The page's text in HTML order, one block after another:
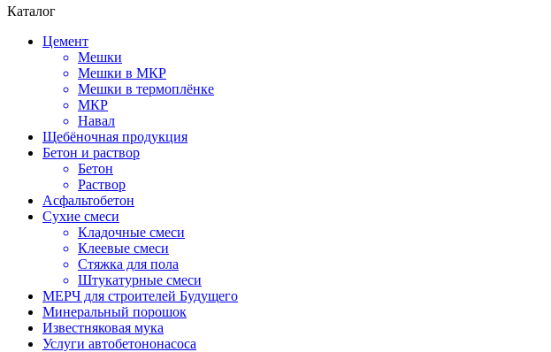
Каталог
Цемент
Мешки
Мешки в МКР
Мешки в термоплёнке
МКР
Навал
Щебёночная продукция
Бетон и раствор
Бетон
Раствор
Асфальтобетон
Сухие смеси
Кладочные смеси
Клеевые смеси
Стяжка для пола
Штукатурные смеси
МЕРЧ для строителей Будущего
Минеральный порошок
Известняковая мука
Услуги автобетононасоса